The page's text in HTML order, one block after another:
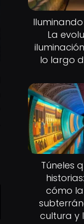
La
lo largo
Túneles
cómo
cultura y